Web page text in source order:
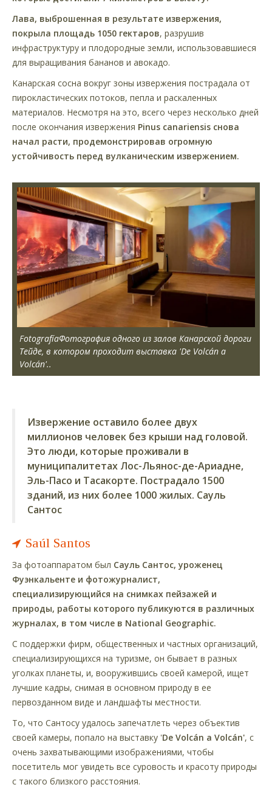
Лава, выброшенная в результате извержения,
покрыла площадь 1050 гектаров, разрушив
инфраструктуру и плодородные земли, использовавшиеся
для выращивания бананов и авокадо.
Канарская сосна вокруг зоны извержения пострадала от
пирокластических потоков, пепла и раскаленных
материалов. Несмотря на это, всего через несколько дней
после окончания извержения Pinus canariensis снова
начал расти, продемонстрировав огромную
устойчивость перед вулканическим извержением.
FotografíaФотография одного из залов Канарской дороги
Тейде, в котором проходит выставка 'De Volcán a
Volcán'..
Извержение оставило более двух
миллионов человек без крыши над головой.
Это люди, которые проживали в
муниципалитетах Лос-Льянос-де-Ариадне,
Эль-Пасо и Тасакорте. Пострадало 1500
зданий, из них более 1000 жилых. Сауль
Сантос
Saúl Santos
За фотоаппаратом был Сауль Сантос, уроженец
Фуэнкальенте и фотожурналист,
специализирующийся на снимках пейзажей и
природы, работы которого публикуются в различных
журналах, в том числе в National Geographic.
С поддержки фирм, общественных и частных организаций,
специализирующихся на туризме, он бывает в разных
уголках планеты, и, вооружившись своей камерой, ищет
лучшие кадры, снимая в основном природу в ее
первозданном виде и ландшафты местности.
То, что Сантосу удалось запечатлеть через объектив
своей камеры, попало на выставку 'De Volcán a Volcán', с
очень захватывающими изображениями, чтобы
посетитель мог увидеть все суровость и красоту природы
с такого близкого расстояния.